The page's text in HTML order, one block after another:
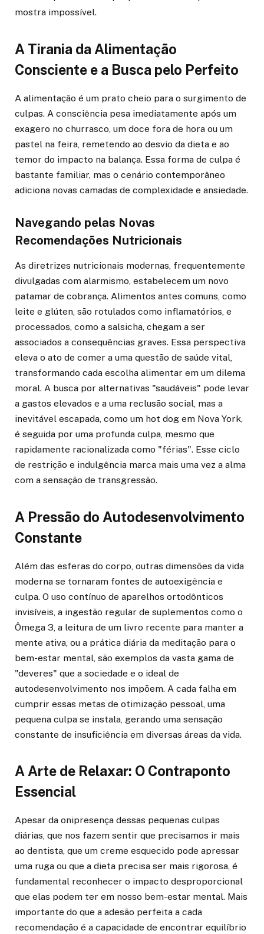
mostra impossível.
A Tirania da Alimentação
Consciente e a Busca pelo Perfeito
A alimentação é um prato cheio para o surgimento de
culpas. A consciência pesa imediatamente após um
exagero no churrasco, um doce fora de hora ou um
pastel na feira, remetendo ao desvio da dieta e ao
temor do impacto na balança. Essa forma de culpa é
bastante familiar, mas o cenário contemporâneo
adiciona novas camadas de complexidade e ansiedade.
Navegando pelas Novas
Recomendações Nutricionais
As diretrizes nutricionais modernas, frequentemente
divulgadas com alarmismo, estabelecem um novo
patamar de cobrança. Alimentos antes comuns, como
leite e glúten, são rotulados como inflamatórios, e
processados, como a salsicha, chegam a ser
associados a consequências graves. Essa perspectiva
eleva o ato de comer a uma questão de saúde vital,
transformando cada escolha alimentar em um dilema
moral. A busca por alternativas "saudáveis" pode levar
a gastos elevados e a uma reclusão social, mas a
inevitável escapada, como um hot dog em Nova York,
é seguida por uma profunda culpa, mesmo que
rapidamente racionalizada como "férias". Esse ciclo
de restrição e indulgência marca mais uma vez a alma
com a sensação de transgressão.
A Pressão do Autodesenvolvimento
Constante
Além das esferas do corpo, outras dimensões da vida
moderna se tornaram fontes de autoexigência e
culpa. O uso contínuo de aparelhos ortodônticos
invisíveis, a ingestão regular de suplementos como o
Ômega 3, a leitura de um livro recente para manter a
mente ativa, ou a prática diária da meditação para o
bem-estar mental, são exemplos da vasta gama de
"deveres" que a sociedade e o ideal de
autodesenvolvimento nos impõem. A cada falha em
cumprir essas metas de otimização pessoal, uma
pequena culpa se instala, gerando uma sensação
constante de insuficiência em diversas áreas da vida.
A Arte de Relaxar: O Contraponto
Essencial
Apesar da onipresença dessas pequenas culpas
diárias, que nos fazem sentir que precisamos ir mais
ao dentista, que um creme esquecido pode apressar
uma ruga ou que a dieta precisa ser mais rigorosa, é
fundamental reconhecer o impacto desproporcional
que elas podem ter em nosso bem-estar mental. Mais
importante do que a adesão perfeita a cada
recomendação é a capacidade de encontrar equilíbrio